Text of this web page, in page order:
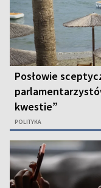
Posłowie
kwestie”
POLITYKA